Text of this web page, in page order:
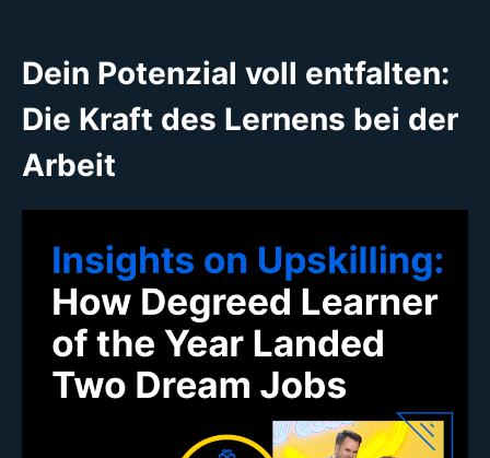
Dein Potenzial voll entfalten:
Die Kraft des Lernens bei der
Arbeit